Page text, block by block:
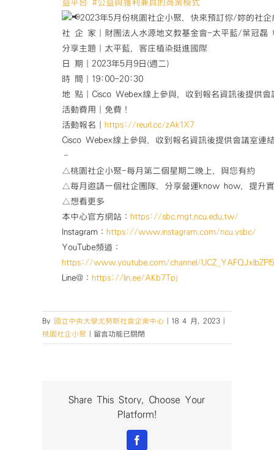
益平台
#公益與獲利兼具的商業模式
2023年5月份桃園社企小聚，快來預訂你/妳的社企
社 企 家｜財團法人水源地文教基金會-太平藍/葉冠磊
分享主題｜太平藍，客庄植染挺進國際
日 期｜2023年5月9日(週二)
時 間｜19:00-20:30
地 點｜Cisco Webex線上參與，收到報名資訊後提供會
活動費用｜免費！
活動報名｜ https://reurl.cc/zAk1X7
Cisco Webex線上參與，收到報名資訊後提供會議室連
–
△桃園社企小聚-每月第二個星期二晚上，與您有約
△每月邀請一個社企團隊，分享營運know how，提升
△想看更多
本中心官方網站： https://sbc.mgt.ncu.edu.tw/
Instagram： https://www.instagram.com/ncu.ysbc/
YouTube頻道：
https://www.youtube.com/channel/
Line@： https://lin.ee/AKb7Tpj
By 國立中央大學尤努斯社會企業中心 18 4 月, 2023
桃園社企小聚
在
〈【桃
小
留言功能已關閉
Share This Story, Choose Your
Platform!
Facebook